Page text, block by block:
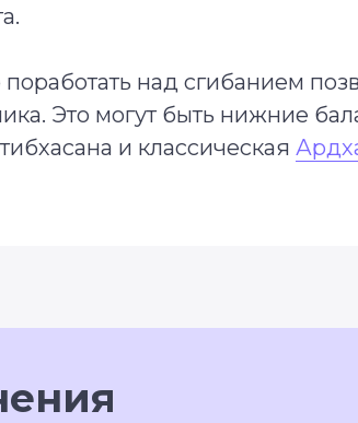
над сгибанием
Это могут быть нижние
и классическая